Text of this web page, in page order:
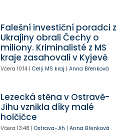
Falešní investiční poradci z
Ukrajiny obrali Čechy o
miliony. Kriminalisté z MS
kraje zasahovali v Kyjevě
Včera 10:14| Celý MS kraj | Anna Břenková
Lezecká stěna v Ostravě-
Jihu vznikla díky malé
holčičce
Včera 13:48 | Ostrava-Jih | Anna Břenková